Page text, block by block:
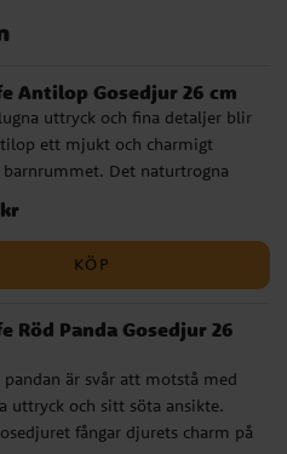
Antilop Gosedjur 26 cm
uttryck och fina detaljer blir
ett mjukt och charmigt
Det naturtrogna
ger gosedjuret en
känsla som gör det extra
som lekvän och som dekorativ
här är ett gosedjur som passar
en uppskattad present till
dop eller födelsedag. ✔️
gosedjur med hög kvalitet ✔️
spädbarn från 0 månader ✔️
cm
kr
KÖP
Röd Panda Gosedjur 26
pandan är svår att motstå med
uttryck och sitt söta ansikte.
fångar djurets charm på